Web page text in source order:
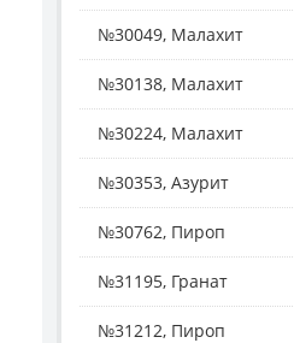
№30049, Малахит
№30138, Малахит
№30224, Малахит
№30353, Азурит
№30762, Пироп
№31195, Гранат
№31212, Пироп